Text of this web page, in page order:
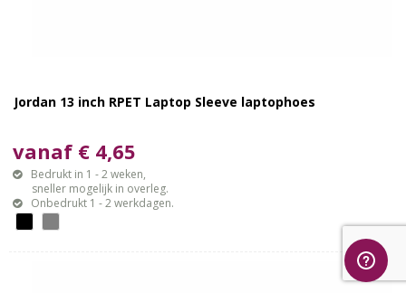
Jordan 13 inch RPET Laptop Sleeve laptophoes
vanaf € 4,65
Bedrukt in 1 - 2 weken,
sneller mogelijk in overleg.
Onbedrukt 1 - 2 werkdagen.